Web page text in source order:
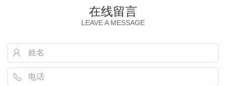
在线留言
LEAVE A MESSAGE